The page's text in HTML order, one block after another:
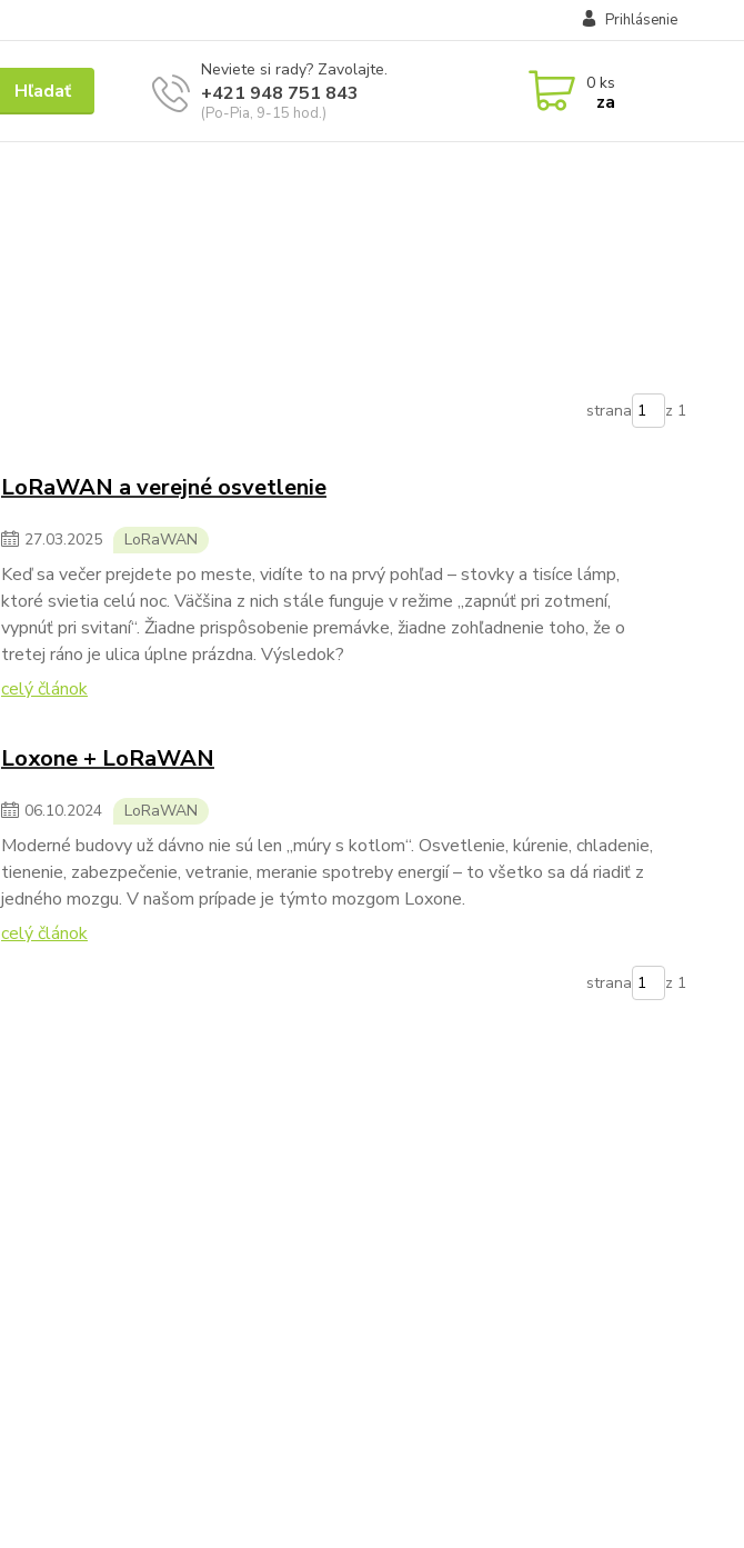
Prihlásenie
Hľadať
Neviete si rady? Zavolajte.
+421 948 751 843
(Po-Pia, 9-15 hod.)
0 ks
za
strana z 1
LoRaWAN a verejné osvetlenie
27.03.2025 LoRaWAN
Keď sa večer prejdete po meste, vidíte to na prvý pohľad – stovky a tisíce lámp,
ktoré svietia celú noc. Väčšina z nich stále funguje v režime „zapnúť pri zotmení,
vypnúť pri svitaní“. Žiadne prispôsobenie premávke, žiadne zohľadnenie toho, že o
tretej ráno je ulica úplne prázdna. Výsledok?
celý článok
Loxone + LoRaWAN
06.10.2024 LoRaWAN
Moderné budovy už dávno nie sú len „múry s kotlom“. Osvetlenie, kúrenie, chladenie,
tienenie, zabezpečenie, vetranie, meranie spotreby energií – to všetko sa dá riadiť z
jedného mozgu. V našom prípade je týmto mozgom Loxone.
celý článok
strana z 1